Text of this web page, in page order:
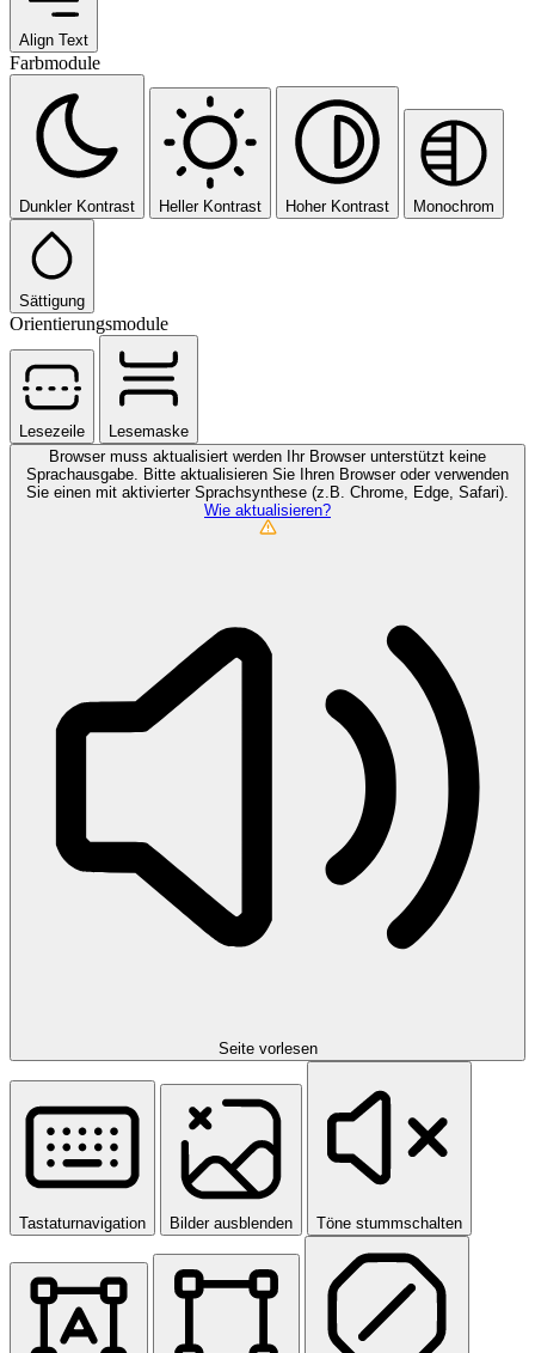
Align Text
Farbmodule
Dunkler Kontrast Heller Kontrast Hoher Kontrast Monochrom
Sättigung
Orientierungsmodule
Lesezeile
Lesemaske
Browser muss aktualisiert werden
Ihr Browser unterstützt keine
Sprachausgabe. Bitte aktualisieren Sie Ihren Browser oder verwenden
Sie einen mit aktivierter Sprachsynthese (z.B. Chrome, Edge, Safari).
Wie aktualisieren?
Seite vorlesen
Tastaturnavigation Bilder ausblenden Töne stummschalten